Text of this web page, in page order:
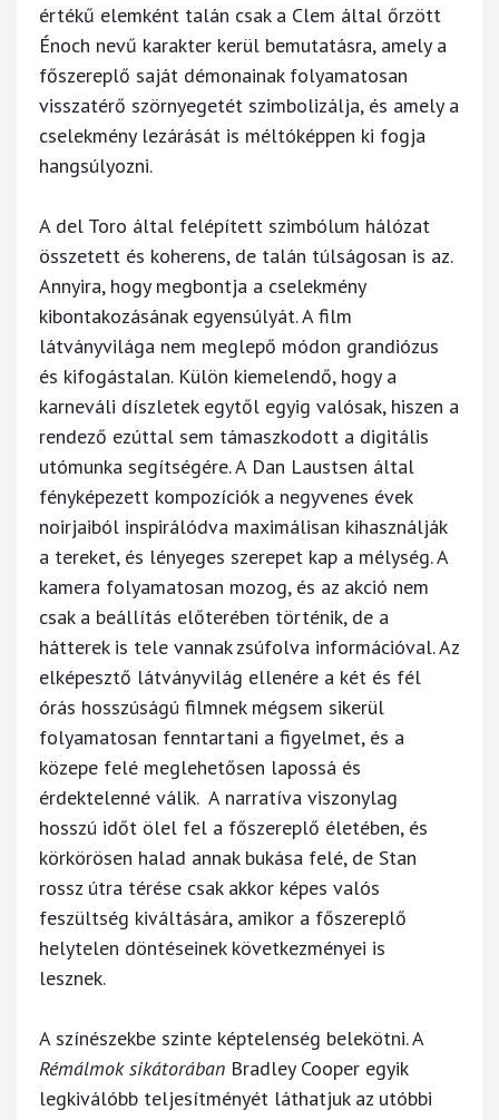
értékű elemként talán csak a Clem által őrzött
Énoch nevű karakter kerül bemutatásra, amely a
főszereplő saját démonainak folyamatosan
visszatérő szörnyegetét szimbolizálja, és amely a
cselekmény lezárását is méltóképpen ki fogja
hangsúlyozni.
A del Toro által felépített szimbólum hálózat
összetett és koherens, de talán túlságosan is az.
Annyira, hogy megbontja a cselekmény
kibontakozásának egyensúlyát. A film
látványvilága nem meglepő módon grandiózus
és kifogástalan. Külön kiemelendő, hogy a
karneváli díszletek egytől egyig valósak, hiszen a
rendező ezúttal sem támaszkodott a digitális
utómunka segítségére. A Dan Laustsen által
fényképezett kompozíciók a negyvenes évek
noirjaiból inspirálódva maximálisan kihasználják
a tereket, és lényeges szerepet kap a mélység. A
kamera folyamatosan mozog, és az akció nem
csak a beállítás előterében történik, de a
hátterek is tele vannak zsúfolva információval. Az
elképesztő látványvilág ellenére a két és fél
órás hosszúságú filmnek mégsem sikerül
folyamatosan fenntartani a figyelmet, és a
közepe felé meglehetősen lapossá és
érdektelenné válik. A narratíva viszonylag
hosszú időt ölel fel a főszereplő életében, és
körkörösen halad annak bukása felé, de Stan
rossz útra térése csak akkor képes valós
feszültség kiváltására, amikor a főszereplő
helytelen döntéseinek következményei is
lesznek.
A színészekbe szinte képtelenség belekötni. A
Rémálmok sikátorában Bradley Cooper egyik
legkiválóbb teljesítményét láthatjuk az utóbbi